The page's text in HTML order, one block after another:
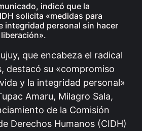
indicó que la
solicita «medidas para
integridad personal sin hacer
que encabeza el radical
destacó su «compromiso
y la integridad personal»
Amaru, Milagro Sala,
de la Comisión
Derechos Humanos (CIDH)